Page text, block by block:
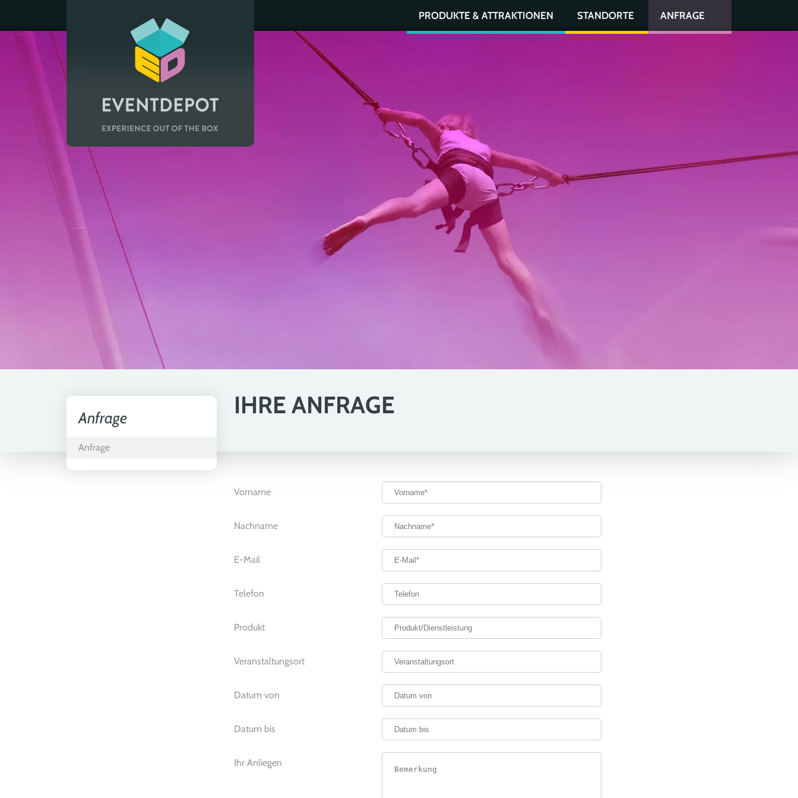
PRODUKTE & ATTRAKTIONEN STANDORTE ANFRAGE
Anfrage
Anfrage
IHRE ANFRAGE
Vorname
Nachname
E-Mail
Telefon
Produkt
Veranstaltungsort
Datum von
Datum bis
Ihr Anliegen